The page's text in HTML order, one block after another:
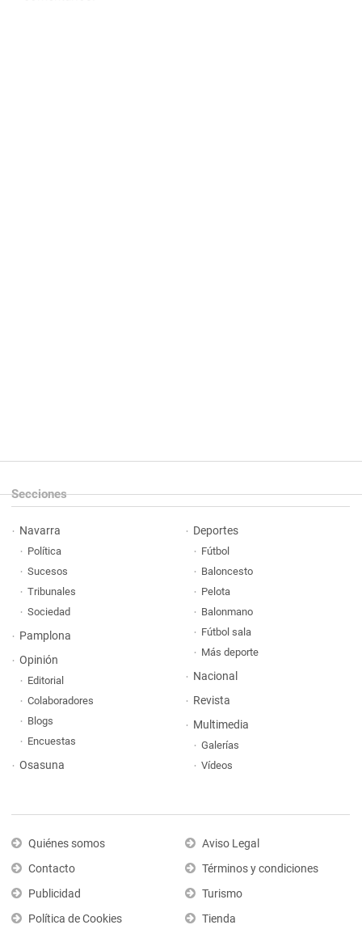
Secciones
Navarra
Política
Sucesos
Tribunales
Sociedad
Pamplona
Opinión
Editorial
Colaboradores
Blogs
Encuestas
Osasuna
Deportes
Fútbol
Baloncesto
Pelota
Balonmano
Fútbol sala
Más deporte
Nacional
Revista
Multimedia
Galerías
Vídeos
Quiénes somos
Contacto
Publicidad
Política de Cookies
Aviso Legal
Términos y condiciones
Turismo
Tienda